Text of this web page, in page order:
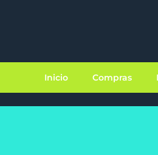
Inicio Compras